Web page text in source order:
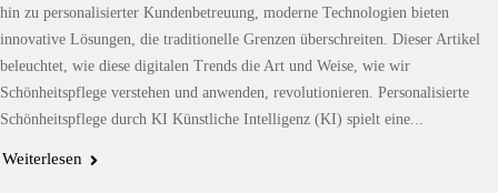
hin zu personalisierter Kundenbetreuung, moderne Technologien bieten
innovative Lösungen, die traditionelle Grenzen überschreiten. Dieser Artikel
beleuchtet, wie diese digitalen Trends die Art und Weise, wie wir
Schönheitspflege verstehen und anwenden, revolutionieren. Personalisierte
Schönheitspflege durch KI Künstliche Intelligenz (KI) spielt eine...
Weiterlesen